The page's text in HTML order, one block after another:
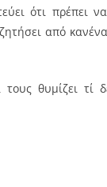
ότι πρέπει
από
θυμίζει τί